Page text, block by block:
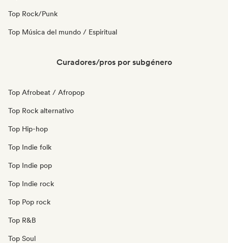
Top Rock/Punk
Top Música del mundo / Espiritual
Curadores/pros por subgénero
Top Afrobeat / Afropop
Top Rock alternativo
Top Hip-hop
Top Indie folk
Top Indie pop
Top Indie rock
Top Pop rock
Top R&B
Top Soul